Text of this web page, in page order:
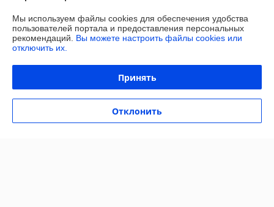
Сайт создан на платформе Deal.by
ОТВЕТСТВЕННОСТЬЮ «МАЙАКС»
225103, Брестская обл., Жабинковский р-н, д. Федьковичи, ул.
Мы используем файлы cookies для обеспечения удобства
пользователей портала и предоставления персональных
рекомендаций. Вы можете настроить файлы cookies или
отключить их.
Принять
Отклонить